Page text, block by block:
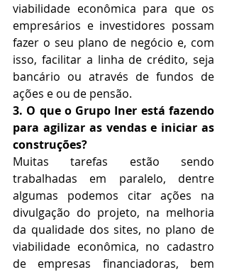
viabilidade econômica para que os
empresários e investidores possam
fazer o seu plano de negócio e, com
isso, facilitar a linha de crédito, seja
bancário ou através de fundos de
ações e ou de pensão.
3. O que o Grupo Iner está fazendo
para agilizar as vendas e iniciar as
construções?
Muitas tarefas estão sendo
trabalhadas em paralelo, dentre
algumas podemos citar ações na
divulgação do projeto, na melhoria
da qualidade dos sites, no plano de
viabilidade econômica, no cadastro
de empresas financiadoras, bem